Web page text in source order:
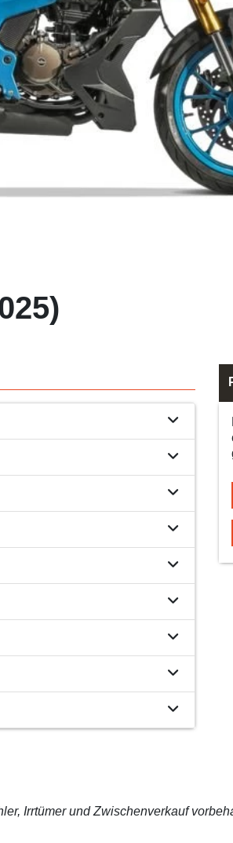
Irrtümer und Zwischenverkauf